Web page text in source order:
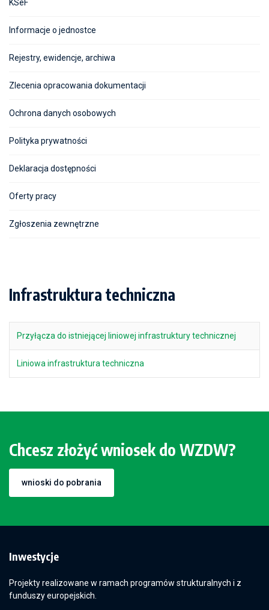
KSeF
Informacje o jednostce
Rejestry, ewidencje, archiwa
Zlecenia opracowania dokumentacji
Ochrona danych osobowych
Polityka prywatności
Deklaracja dostępności
Oferty pracy
Zgłoszenia zewnętrzne
Infrastruktura techniczna
Przyłącza do istniejącej liniowej infrastruktury technicznej
Liniowa infrastruktura techniczna
Chcesz złożyć wniosek do WZDW?
wnioski do pobrania
Inwestycje
Projekty realizowane w ramach programów strukturalnych i z
funduszy europejskich.